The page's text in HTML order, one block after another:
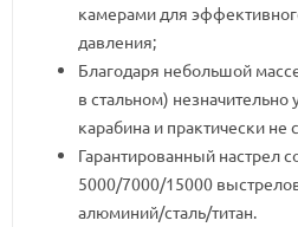
камерами для
давления;
Благодаря небольшой
в стальном)
карабина и практически не
Гарантированный настрел
5000/7000/15000
алюминий/сталь/титан.